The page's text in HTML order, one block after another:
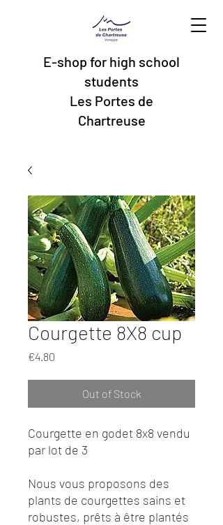
E-shop for high school
students
Les Portes de
Chartreuse
Courgette 8X8 cup
€4.80
Out of Stock
Courgette en godet 8x8 vendu
par lot de 3
Nous vous proposons des
plants de courgettes sains et
robustes, prêts à être plantés